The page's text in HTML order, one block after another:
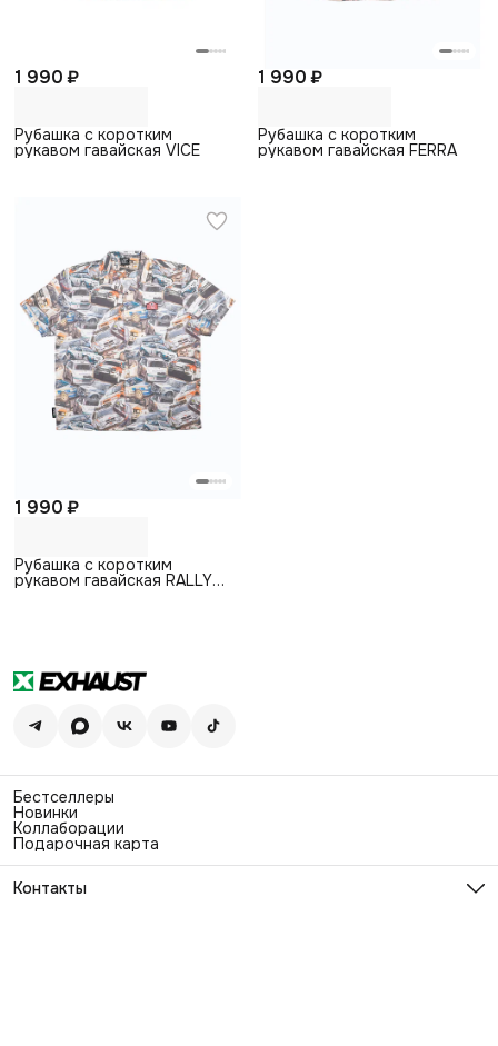
1 990 ₽
Рубашка с коротким
рукавом гавайская VICE
1 990 ₽
Рубашка с коротким
рукавом гавайская FERRA
1 990 ₽
Рубашка с коротким
рукавом гавайская RALLY
Бестселлеры
Новинки
Коллаборации
Подарочная карта
Контакты